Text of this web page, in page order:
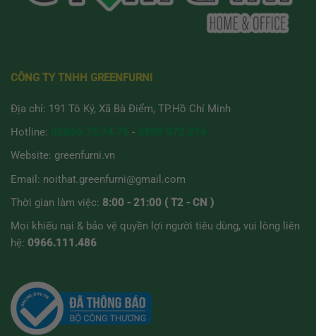
CÔNG TY TNHH GREENFURNI
Địa chỉ: 191 Tô Ký, Xã Bà Điểm, TP.Hồ Chí Minh
Hotline:
-
Website: greenfurni.vn
Email: noithat.greenfurni@gmail.com
Thời gian làm việc: 8:00 - 21:00 ( T2 - CN )
Mọi khiếu nại & bảo vệ quyền lợi người tiêu dùng, vui lòng liên
hệ: 0966.111.486